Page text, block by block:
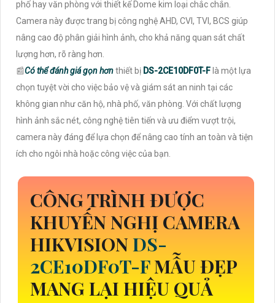
phố hay văn phòng với thiết kế Dome kim loại chắc chắn.
Camera này được trang bị công nghệ AHD, CVI, TVI, BCS giúp
nâng cao độ phân giải hình ảnh, cho khả năng quan sát chất
lượng hơn, rõ ràng hơn.
📰Có thể đánh giá gọn hơnthiết bị DS-2CE10DF0T-F là một lựa
chọn tuyệt vời cho việc bảo vệ và giám sát an ninh tại các
không gian như căn hộ, nhà phố, văn phòng. Với chất lượng
hình ảnh sắc nét, công nghệ tiên tiến và ưu điểm vượt trội,
camera này đáng để lựa chọn để nâng cao tính an toàn và tiện
ích cho ngôi nhà hoặc công việc của bạn.
CÔNG TRÌNH ĐƯỢC
KHUYẾN NGHỊ CAMERA
HIKVISIONDS-
2CE10DF0T-FMẪU ĐẸP
MANG LẠI HIỆU QUẢ